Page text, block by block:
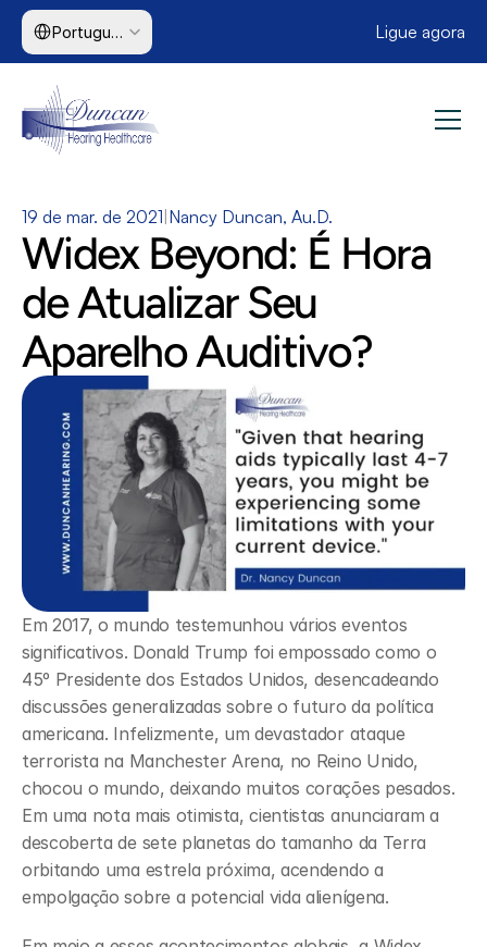
Select Language
Portuguese (Brazil) Ligue agora
19 de mar. de 2021 Nancy Duncan, Au.D.
Widex Beyond: É Hora
de Atualizar Seu
Aparelho Auditivo?
Em 2017, o mundo testemunhou vários eventos
significativos. Donald Trump foi empossado como o
45º Presidente dos Estados Unidos, desencadeando
discussões generalizadas sobre o futuro da política
americana. Infelizmente, um devastador ataque
terrorista na Manchester Arena, no Reino Unido,
chocou o mundo, deixando muitos corações pesados.
Em uma nota mais otimista, cientistas anunciaram a
descoberta de sete planetas do tamanho da Terra
orbitando uma estrela próxima, acendendo a
empolgação sobre a potencial vida alienígena.